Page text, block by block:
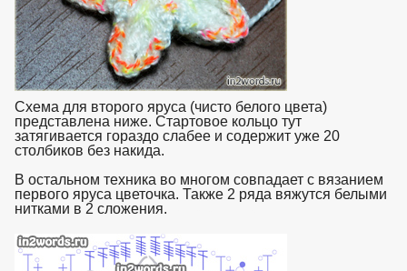
Схема для второго яруса (чисто белого цвета)
представлена ниже. Стартовое кольцо тут
затягивается гораздо слабее и содержит уже 20
столбиков без накида.
В остальном техника во многом совпадает с вязанием
первого яруса цветочка. Также 2 ряда вяжутся белыми
нитками в 2 сложения.